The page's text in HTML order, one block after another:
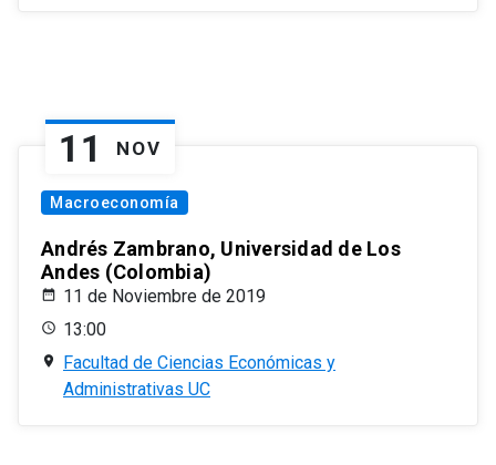
11 NOV
Macroeconomía
Andrés Zambrano, Universidad de Los
Andes (Colombia)
11 de Noviembre de 2019
13:00
Facultad de Ciencias Económicas y
Administrativas UC